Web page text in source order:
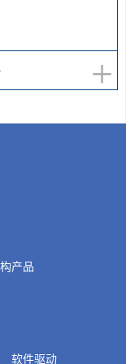
+
产品
软件驱动